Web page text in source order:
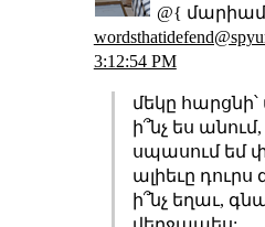
@{
3:12:54 PM
մեկը
ի՞նչ ես
սպասում եմ
ալիեւը
ի՞նչ եղաւ,